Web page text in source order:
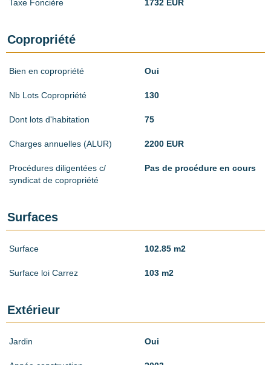
Taxe Foncière 1732 EUR
Copropriété
Bien en copropriété Oui
Nb Lots Copropriété 130
Dont lots d'habitation 75
Charges annuelles (ALUR) 2200 EUR
Procédures diligentées c/
syndicat de copropriété
Pas de procédure en cours
Surfaces
Surface 102.85 m2
Surface loi Carrez 103 m2
Extérieur
Jardin Oui